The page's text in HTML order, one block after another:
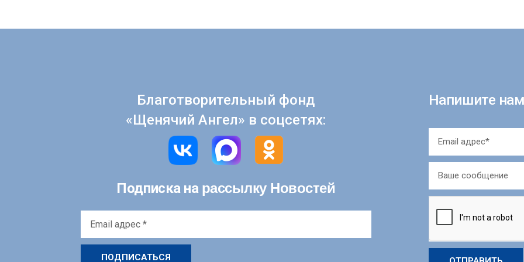
Благотворительный фонд
«Щенячий Ангел» в соцсетях:
Подписка на рассылку Новостей
адрес
*
Напишите